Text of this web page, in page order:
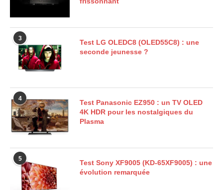
3
Test LG OLEDC8 (OLED55C8) : une
seconde jeunesse ?
4
Test Panasonic EZ950 : un TV OLED
4K HDR pour les nostalgiques du
Plasma
5
Test Sony XF9005 (KD-65XF9005) : une
évolution remarquée